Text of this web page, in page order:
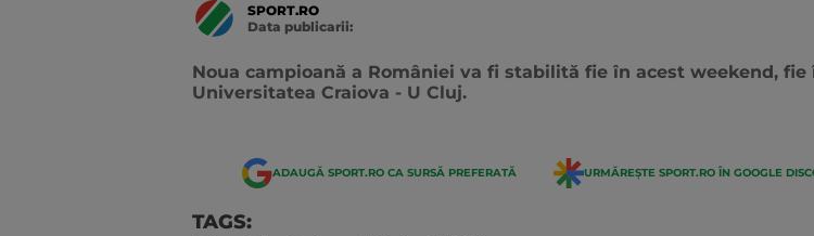
SPORT.RO
Data publicarii:
Noua campioană a României va fi stabilită fie în acest weekend,
Universitatea Craiova - U Cluj.
ADAUGĂ SPORT.RO CA SURSĂ PREFERATĂ URMĂREȘTE SPORT.RO ÎN GOOGLE
TAGS: